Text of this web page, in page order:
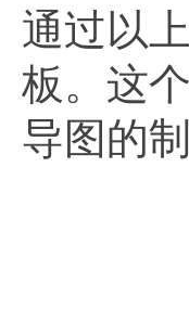
通过以
板。这
导图的